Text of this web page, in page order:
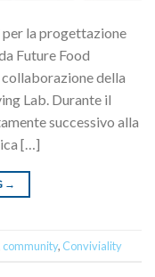
per la progettazione
Future Food
della
Lab. Durante il
successivo alla
[…]
→
community, Conviviality